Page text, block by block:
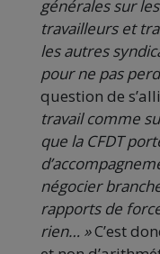
générales sur
travailleurs et
les autres
pour ne pas
question de
travail comme
que la CFDT
négocier
rapports de
rien… »C’est